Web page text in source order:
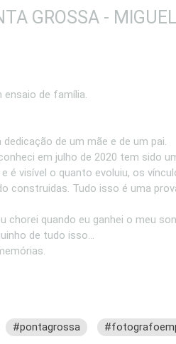
GROSSA -
de família.
de um mãe e de um pai.
em julho de 2020 tem sido
é visível o quanto evoluiu, os
construidas. Tudo isso é uma
quando eu ganhei o meu
de tudo isso...
#pontagrossa